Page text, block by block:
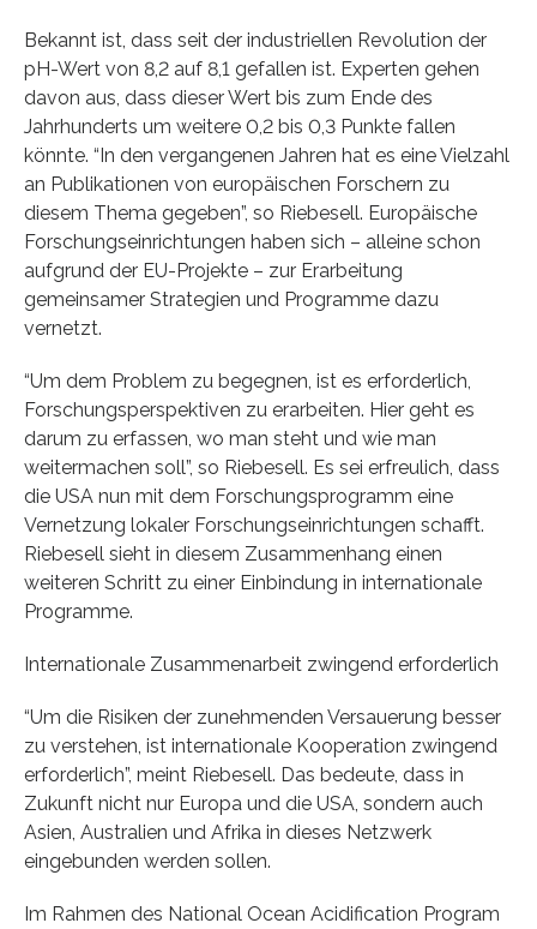
Bekannt ist, dass seit der industriellen Revolution der
pH-Wert von 8,2 auf 8,1 gefallen ist. Experten gehen
davon aus, dass dieser Wert bis zum Ende des
Jahrhunderts um weitere 0,2 bis 0,3 Punkte fallen
könnte. “In den vergangenen Jahren hat es eine Vielzahl
an Publikationen von europäischen Forschern zu
diesem Thema gegeben”, so Riebesell. Europäische
Forschungseinrichtungen haben sich – alleine schon
aufgrund der EU-Projekte – zur Erarbeitung
gemeinsamer Strategien und Programme dazu
vernetzt.
“Um dem Problem zu begegnen, ist es erforderlich,
Forschungsperspektiven zu erarbeiten. Hier geht es
darum zu erfassen, wo man steht und wie man
weitermachen soll”, so Riebesell. Es sei erfreulich, dass
die USA nun mit dem Forschungsprogramm eine
Vernetzung lokaler Forschungseinrichtungen schafft.
Riebesell sieht in diesem Zusammenhang einen
weiteren Schritt zu einer Einbindung in internationale
Programme.
Internationale Zusammenarbeit zwingend erforderlich
“Um die Risiken der zunehmenden Versauerung besser
zu verstehen, ist internationale Kooperation zwingend
erforderlich”, meint Riebesell. Das bedeute, dass in
Zukunft nicht nur Europa und die USA, sondern auch
Asien, Australien und Afrika in dieses Netzwerk
eingebunden werden sollen.
Im Rahmen des National Ocean Acidification Program